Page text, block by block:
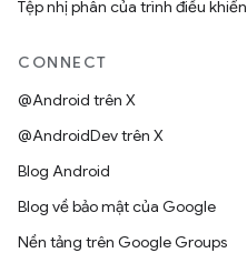
Tệp nhị phân của trình điều khiển
CONNECT
@Android trên X
@AndroidDev trên X
Blog Android
Blog về bảo mật của Google
Nền tảng trên Google Groups